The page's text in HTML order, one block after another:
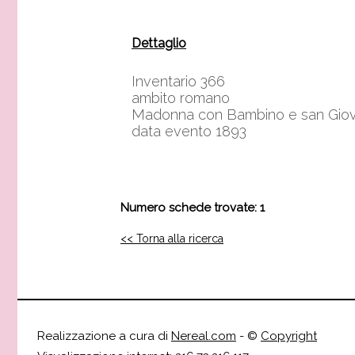
Dettaglio
Inventario 366
ambito romano
Madonna con Bambino e san
data evento 1893
Numero schede trovate: 1
<< Torna alla ricerca
Realizzazione a cura di Nereal.com - © Copyright